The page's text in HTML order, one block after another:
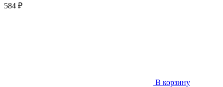
584 ₽
В корзину